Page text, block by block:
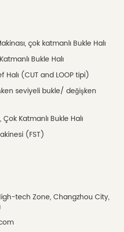
çok katmanlı Bukle Halı
Bukle Halı
Halı (CUT and LOOP tipi)
seviyeli bukle/ değişken
Katmanlı Bukle Halı
(FST)
tech Zone, Changzhou City,